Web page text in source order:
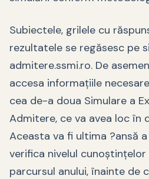
Subiectele, grilele cu
rezultatele se regăsesc pe
admitere.ssmi.ro. De
accesa informaţiile
cea de-a doua Simulare a
Admitere, ce va avea loc în
Aceasta va fi ultima ?ansă
verifica nivelul
parcursul anului, înainte de